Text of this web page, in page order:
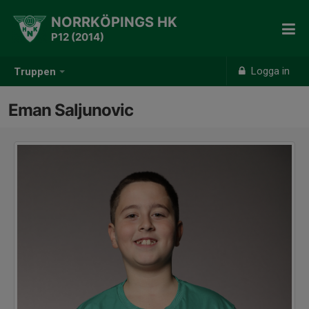
Truppen Logga in
NORRKÖPINGS HK
P12 (2014)
Eman Saljunovic